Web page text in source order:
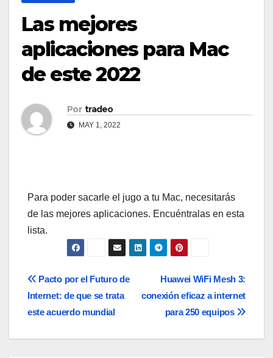
Las mejores
aplicaciones para Mac
de este 2022
Por tradeo
MAY 1, 2022
Para poder sacarle el jugo a tu Mac, necesitarás
de las mejores aplicaciones. Encuéntralas en esta
lista.
Navegación
de
entradas
Huawei WiFi Mesh 3:
conexión eficaz a internet
para 250 equipos
Pacto por el Futuro de
Internet: de que se trata
este acuerdo mundial